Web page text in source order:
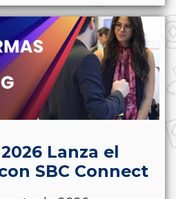
Lanza el
SBC Connect